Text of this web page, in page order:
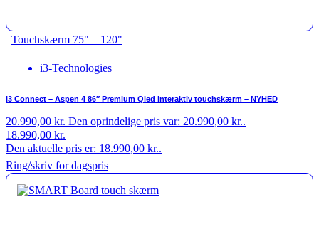
Touchskærm 75" – 120"
i3-Technologies
I3 Connect – Aspen 4 86″ Premium Qled interaktiv touchskærm – NYHED
20.990,00kr. Den oprindelige pris var: 20.990,00 kr..
18.990,00 kr.
Den aktuelle pris er: 18.990,00 kr..
Ring/skriv for dagspris